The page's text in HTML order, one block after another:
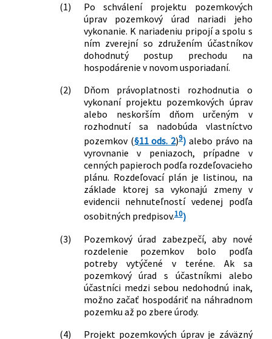
(1)
Po schválení projektu pozemkových
úprav pozemkový úrad nariadi jeho
vykonanie. K nariadeniu pripojí a spolu s
ním zverejní so združením účastníkov
dohodnutý postup prechodu na
hospodárenie v novom usporiadaní.
(2)
Dňom právoplatnosti rozhodnutia o
vykonaní projektu pozemkových úprav
alebo neskorším dňom určeným v
rozhodnutí sa nadobúda vlastníctvo
pozemkov (§11 ods. 2)9) alebo právo na
vyrovnanie v peniazoch, prípadne v
cenných papieroch podľa rozdeľovacieho
plánu. Rozdeľovací plán je listinou, na
základe ktorej sa vykonajú zmeny v
evidencii nehnuteľností vedenej podľa
osobitných predpisov.10)
(3)
Pozemkový úrad zabezpečí, aby nové
rozdelenie pozemkov bolo podľa
potreby vytýčené v teréne. Ak sa
pozemkový úrad s účastníkmi alebo
účastníci medzi sebou nedohodnú inak,
možno začať hospodáriť na náhradnom
pozemku až po zbere úrody.
(4)
Projekt pozemkových úprav je záväzný